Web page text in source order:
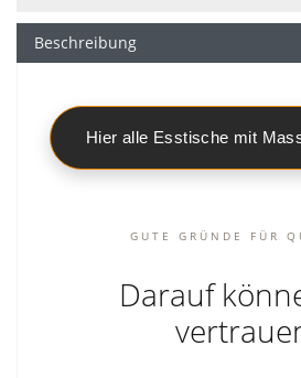
Beschreibung
Hier alle Esstische mit
GUTE GRÜNDE FÜR
Darauf